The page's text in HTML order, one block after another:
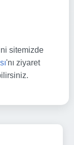
sitemizde
'nı ziyaret